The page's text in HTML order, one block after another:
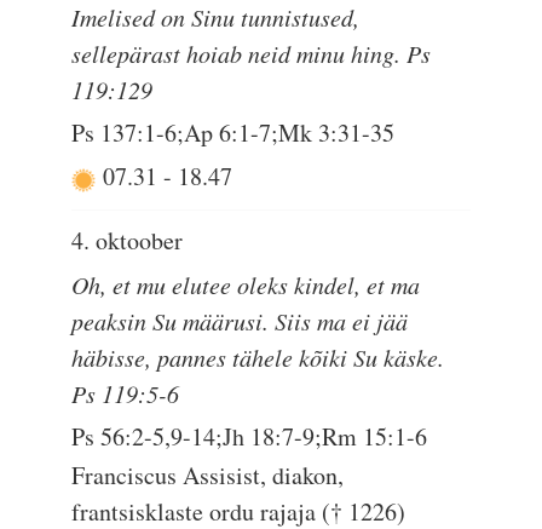
Imelised on Sinu tunnistused,
sellepärast hoiab neid minu hing. Ps
119:129
Ps 137:1-6;Ap 6:1-7;Mk 3:31-35
07.31- 18.47
4. oktoober
Oh, et mu elutee oleks kindel, et ma
peaksin Su määrusi. Siis ma ei jää
häbisse, pannes tähele kõiki Su käske.
Ps 119:5-6
Ps 56:2-5,9-14;Jh 18:7-9;Rm 15:1-6
Franciscus Assisist, diakon,
frantsisklaste ordu rajaja († 1226)